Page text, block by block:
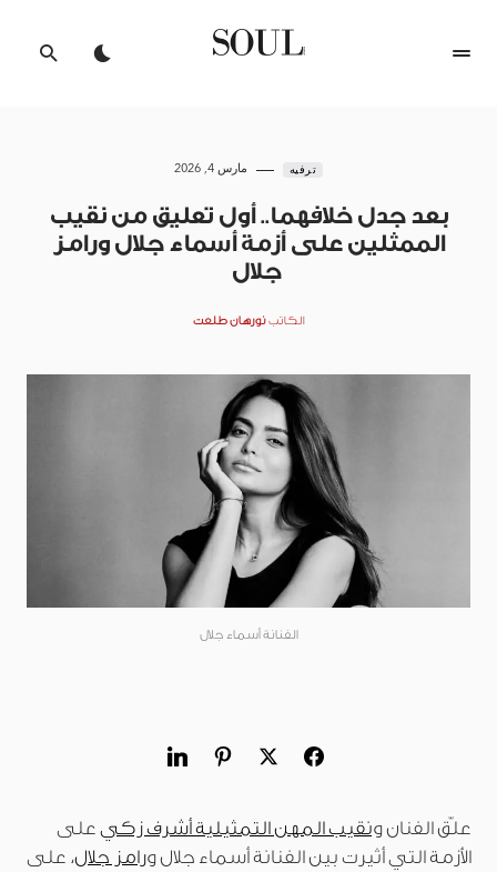
ترفيه مارس 4, 2026
بعد جدل خلافهما.. أول تعليق من نقيب
الممثلين على أزمة أسماء جلال ورامز
جلال
الكاتب نورهان طلعت
الفنانة أسماء جلال
علّق الفنان ونقيب المهن التمثيلية أشرف زكي على
الأزمة التي أثيرت بين الفنانة أسماء جلال ورامز جلال، على